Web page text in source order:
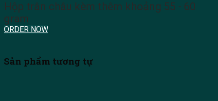
Hộp trân châu kèm thêm khoảng 55 - 60
gram
ORDER NOW
Sản phẩm tương tự